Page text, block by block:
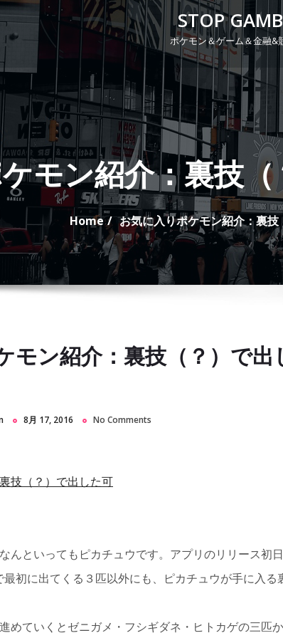
STOP
ポケモン＆ゲーム＆金融&
P
r
i
m
a
r
y
M
e
モン紹介：裏技
Home お気に入りポケモン紹介：裏
モン紹介：裏技（？）で出
8月 17, 2016 No Comments
んといってもピカチュウです。アプリのリリース初
初に出てくる３匹以外にも、ピカチュウが手に入る
めていくとゼニガメ・フシギダネ・ヒトカゲの三匹